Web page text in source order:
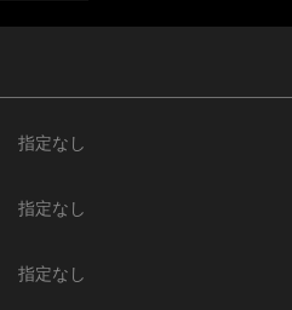
指定なし
指定なし
指定なし